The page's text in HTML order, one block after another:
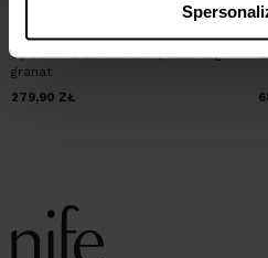
Spodnie z zakładkami, wide leg -
granat
279,90 ZŁ